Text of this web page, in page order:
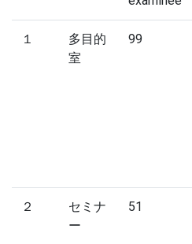
１
多目的
室
99
２
セミナ
ー
51